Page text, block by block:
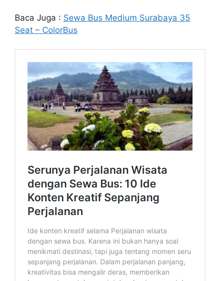
Baca Juga : Sewa Bus Medium Surabaya 35
Seat – ColorBus